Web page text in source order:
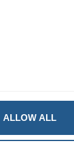
ALLOW ALL